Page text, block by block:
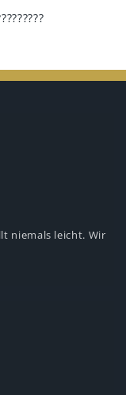
niemals leicht. Wir